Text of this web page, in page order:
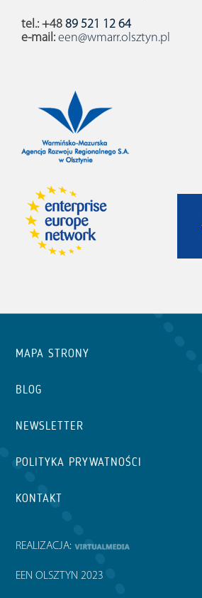
tel.: +48 89 521 12 64
e-mail: een@wmarr.olsztyn.pl
MAPA STRONY
BLOG
NEWSLETTER
POLITYKA PRYWATNOŚCI
KONTAKT
REALIZACJA:
EEN OLSZTYN 2023